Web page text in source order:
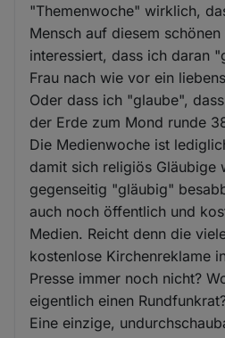
"Themenwoche" wirklich,
Mensch auf diesem
interessiert, dass ich daran
Frau nach wie vor ein
Oder dass ich "glaube",
der Erde zum Mond runde
Die Medienwoche ist
damit sich religiös Gläubige
gegenseitig "gläubig"
auch noch öffentlich und
Medien. Reicht denn die
kostenlose Kirchenreklame
Presse immer noch nicht?
eigentlich einen
Eine einzige,